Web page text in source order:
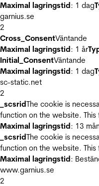
Maximal lagringstid: 1 dag
garnius.se
2
Cross_ConsentVäntande
Maximal lagringstid: 1 år
Initial_ConsentVäntande
Maximal lagringstid: 1 dag
sc-static.net
2
_scsridThe cookie is
function on the website.
Maximal lagringstid: 13
_scsridThe cookie is
function on the website.
Maximal lagringstid:
www.garnius.se
2